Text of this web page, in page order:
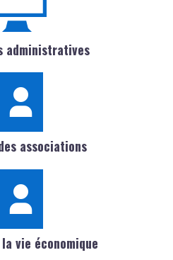
administratives
associations
vie économique